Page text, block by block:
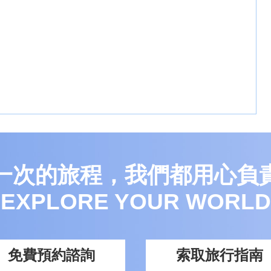
次的旅程，我們都用心負
EXPLORE YOUR WORLD
免費預約諮詢 索取旅行指南